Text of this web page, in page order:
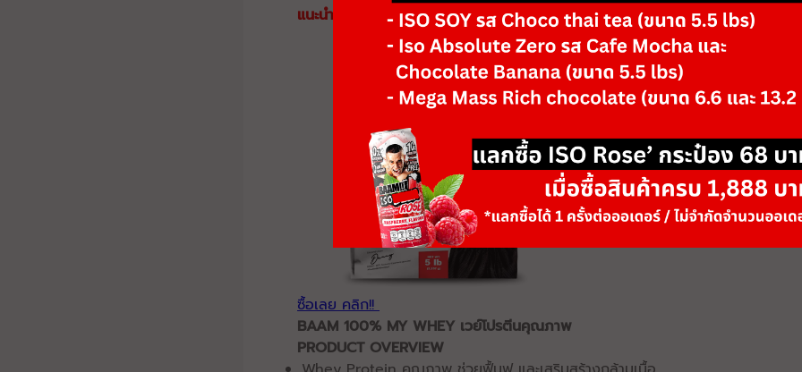
แนะนำสินค้า เพิ่มกล้ามเนื้อที่คุ้มที่สุด
ซื้อเลย คลิก!!
BAAM 100% MY WHEY เวย์โปรตีนคุณภาพ
PRODUCT OVERVIEW